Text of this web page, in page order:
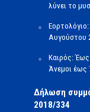
λύνει το
Αυγούστου
Καιρός:
Άνεμοι έως
Δήλωση
2018/334